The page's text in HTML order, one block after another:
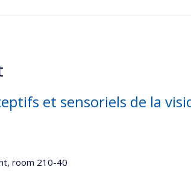
et sensoriels de la
, room 210-40